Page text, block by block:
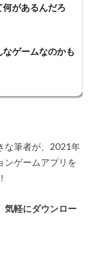
があるんだろ
なゲームなのかも
な筆者が、2021年
ンゲームアプリを
気軽にダウンロー